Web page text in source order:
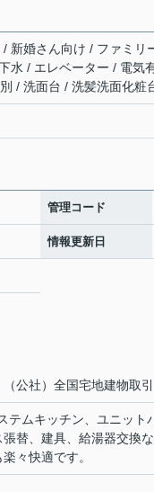
新婚さん向け / ファミ
水 / エレベーター / 電気
/ 洗面台 / 洗髪洗面化粧
管理コード
情報更新日
公社）全国宅地建物取
テムキッチン、ユニッ
替、建具、給湯器交換な
々快適です。